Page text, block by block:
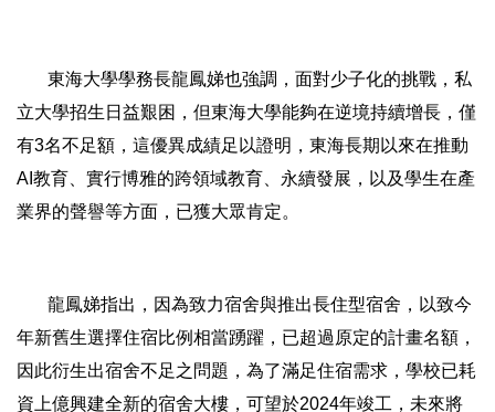
東海大學學務長龍鳳娣也強調，面對少子化的挑戰，私
立大學招生日益艱困，但東海大學能夠在逆境持續增長，僅
有3名不足額，這優異成績足以證明，東海長期以來在推動
AI教育、實行博雅的跨領域教育、永續發展，以及學生在產
業界的聲譽等方面，已獲大眾肯定。
龍鳳娣指出，因為致力宿舍與推出長住型宿舍，以致今
年新舊生選擇住宿比例相當踴躍，已超過原定的計畫名額，
因此衍生出宿舍不足之問題，為了滿足住宿需求，學校已耗
資上億興建全新的宿舍大樓，可望於2024年竣工，未來將